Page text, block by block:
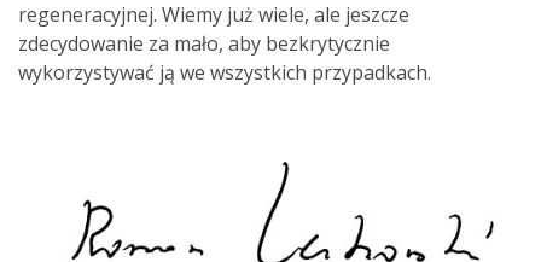
regeneracyjnej. Wiemy już wiele, ale jeszcze
zdecydowanie za mało, aby bezkrytycznie
wykorzystywać ją we wszystkich przypadkach.